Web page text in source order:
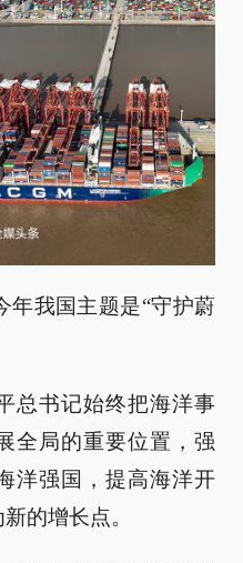
年我国主题是“守护蔚
总书记始终把海洋事
全局的重要位置，强
洋强国，提高海洋开
的增长点。